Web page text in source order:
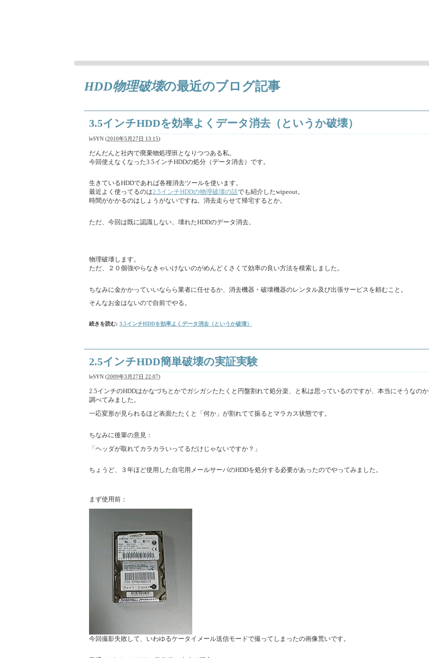
HDD物理破壊の最近のブログ記事
3.5インチHDDを効率よくデータ消去（というか破壊）
leSYN (2010年5月27日 13:15)
だんだんと社内で廃棄物処理班となりつつある私。
今回使えなくなった3.5インチHDDの処分（データ消去）です。
生きているHDDであれば各種消去ツールを使います。
最近よく使ってるのは2.5インチHDDの物理破壊の話でも紹介したwipeout。
時間がかかるのはしょうがないですね。消去走らせて帰宅するとか。
ただ、今回は既に認識しない、壊れたHDDのデータ消去。
物理破壊します。
ただ、２０個強やらなきゃいけないのがめんどくさくて効率の良い方法を模索しました。
ちなみに金かかっていいならら業者に任せるか、消去機器・破壊機器のレンタル及び出張サービスを頼むこと。
そんなお金はないので自前でやる。
続きを読む: 3.5インチHDDを効率よくデータ消去（というか破壊）
2.5インチHDD簡単破壊の実証実験
leSYN (2009年3月27日 22:07)
2.5インチのHDDはかなづちとかでガシガシたたくと円盤割れて処分楽、と私は思っているのですが、本当にそうなのか
調べてみました。
一応変形が見られるほど表面たたくと「何か」が割れてて振るとマラカス状態です。
ちなみに後輩の意見：
「ヘッダが取れてカラカラいってるだけじゃないですか？」
ちょうど、３年ほど使用した自宅用メールサーバのHDDを処分する必要があったのでやってみました。
まず使用前：
今回撮影失敗して、いわゆるケータイメール送信モードで撮ってしまったの画像荒いです。